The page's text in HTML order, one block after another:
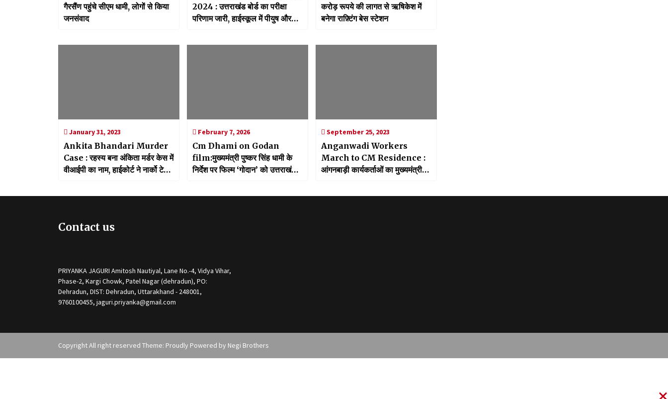
गैरसैंण पहुंचे सीएम धामी, लोगों से किया
जनसंवाद
2024 : उत्तराखंड बोर्ड का परीक्षा
परिणाम जारी, हाईस्कूल में पीयुष और
करोड़ रूपये की लागत से ऋषिकेश में
बनेगा राफ़्टिंग बेस स्टेशन
January 31, 2023
Ankita Bhandari Murder
Case : रहस्य बना अंकिता मर्डर केस में
वीआईपी का नाम, हाईकोर्ट ने नार्को टेस्ट
February 7, 2026
Cm Dhami on Godan
film:मुख्यमंत्री पुष्कर सिंह धामी के
निर्देश पर फिल्म ‘गोदान’ को उत्तराखंड में
September 25, 2023
Anganwadi Workers
March to CM Residence :
आंगनबाड़ी कार्यकर्ताओं का मुख्यमंत्री
Contact us
PRIYANKA JAGURI Amitosh Nautiyal, Lane No.-4, Vidya Vihar,
Phase-2, Kargi Chowk, Patel Nagar (dehradun), PO:
Dehradun, DIST: Dehradun, Uttarakhand - 248001,
9760100455, jaguri.priyanka@gmail.com
Copyright All right reserved Theme: Proudly Powered by Negi Brothers